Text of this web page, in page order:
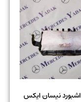
نیسان ایکس